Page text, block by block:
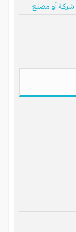
شركة أو مصنع